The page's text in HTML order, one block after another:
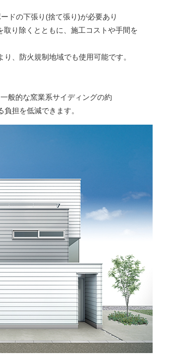
ドの下張り(捨て張り)が必要あり
り除くとともに、施工コストや手間を
、防火規制地域でも使用可能です。
般的な窯業系サイディングの約
担を低減できます。